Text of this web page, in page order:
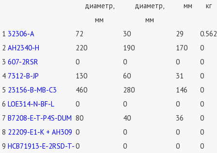
диаметр,
мм
диаметр,
мм
мм
кг
1 32306-A 72 30 29
0.562
2 AH2340-H 220 190 170
0
3 607-2RSR 0 0 0
0
4 7312-B-JP 130 60 31
0
5 23156-B-MB-C3 460 280 146
0
6 LOE314-N-BF-L 0 0 0
0
7 B7208-E-T-P4S-DUM 80 40 36
0
8 22209-E1-K + AH309 0 0 0
0
9 HCB71913-E-2RSD-T-0 0 0 0